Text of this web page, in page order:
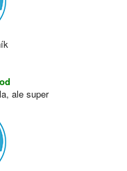
ale super